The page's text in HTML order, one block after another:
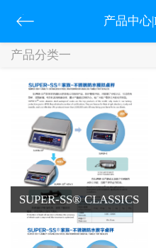
产品中心
产品分类一
SUPER-SS® CLASSICS